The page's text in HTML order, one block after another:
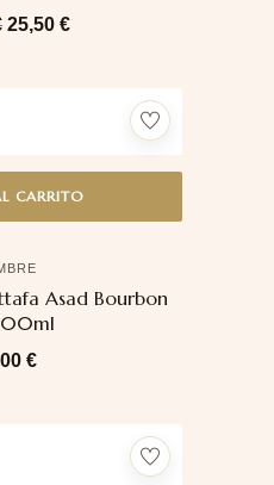
25,50 €
CARRITO
Asad Bourbon
€